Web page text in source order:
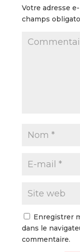
Votre adresse
champs
Enregistrer
dans le
commentaire.